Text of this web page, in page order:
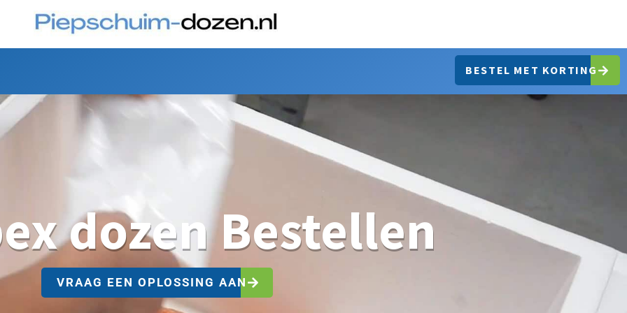
BESTEL MET KORTING
dozen Bestellen
VRAAG EEN OPLOSSING AAN